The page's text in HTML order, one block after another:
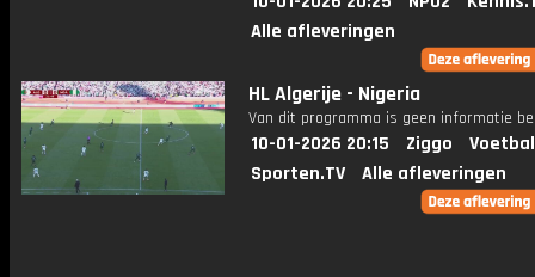
Alle afleveringen
HL Algerije - Nigeria
Van dit programma is geen informatie
10-01-2026 20:15 Ziggo
Sporten.TV
Alle afleveringen